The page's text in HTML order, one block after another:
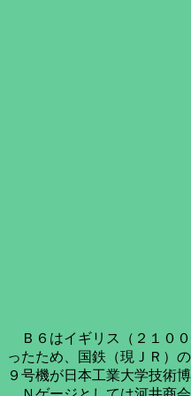
Ｂ６はイギリス（２１０
ったため、国鉄（現ＪＲ）
９号機が日本工業大学技術